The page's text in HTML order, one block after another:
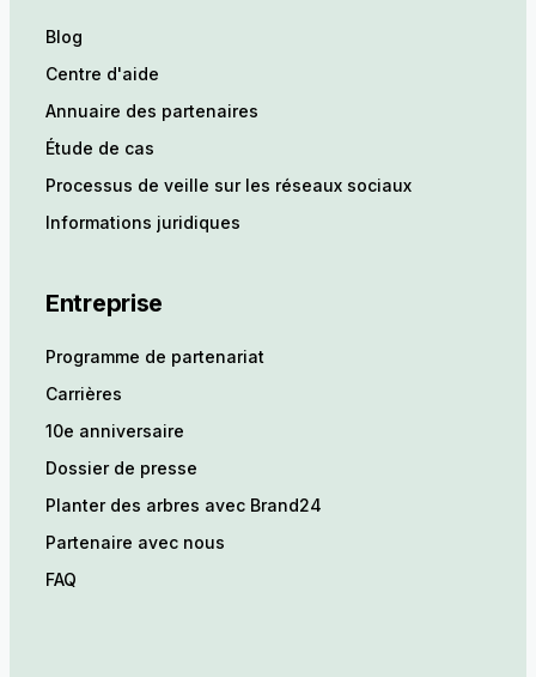
Blog
Centre d'aide
Annuaire des partenaires
Étude de cas
Processus de veille sur les réseaux sociaux
Informations juridiques
Entreprise
Programme de partenariat
Carrières
10e anniversaire
Dossier de presse
Planter des arbres avec Brand24
Partenaire avec nous
FAQ